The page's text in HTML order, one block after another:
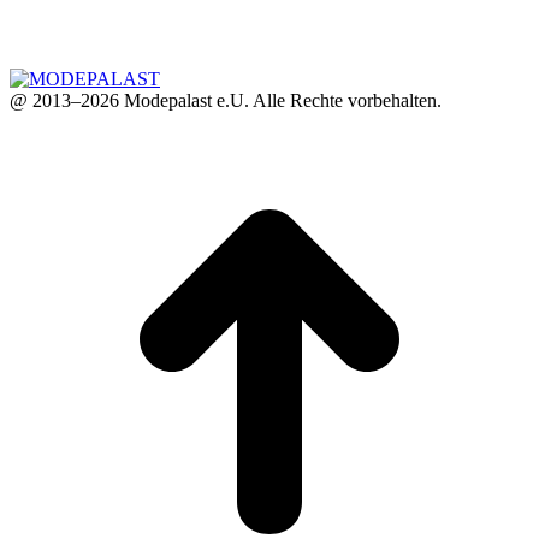
@ 2013–2026 Modepalast e.U. Alle Rechte vorbehalten.